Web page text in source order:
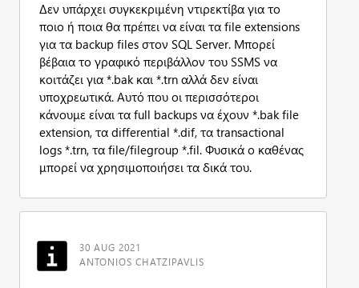
Δεν υπάρχει συγκεκριμένη ντιρεκτίβα για το
ποιο ή ποια θα πρέπει να είναι τα file extensions
για τα backup files στον SQL Server. Μπορεί
βέβαια το γραφικό περιβάλλον του SSMS να
κοιτάζει για *.bak και *.trn αλλά δεν είναι
υποχρεωτικά. Αυτό που οι περισσότεροι
κάνουμε είναι τα full backups να έχουν *.bak file
extension, τα differential *.dif, τα transactional
logs *.trn, τα file/filegroup *.fil. Φυσικά ο καθένας
μπορεί να χρησιμοποιήσει τα δικά του.
30 AUG 2021
ANTONIOS CHATZIPAVLIS